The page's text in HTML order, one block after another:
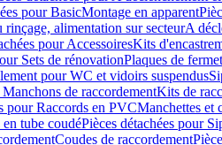
pour BasicMontage en apparent
rinçage, alimentation sur secteurA
pour AccessoiresKits
Sets de rénovationPlaques de
pour WC et vidoirs suspendus
de raccordementKits de
pour Raccords en PVCManchettes et
en tube coudéPièces détachées pour
Coudes de raccordement